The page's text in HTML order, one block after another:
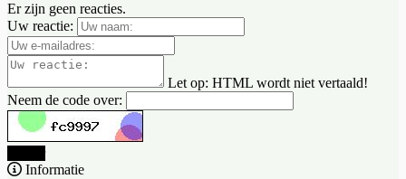
Er zijn geen reacties.
Uw reactie:
Let op: HTML wordt niet vertaald!
Neem de code over:
Informatie